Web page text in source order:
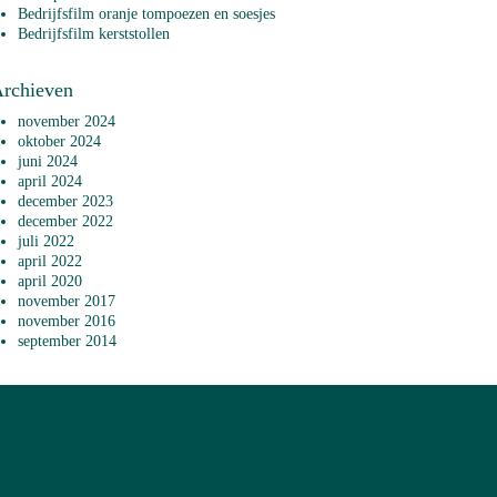
Bedrijfsfilm oranje tompoezen en soesjes
Bedrijfsfilm kerststollen
november 2024
oktober 2024
juni 2024
april 2024
december 2023
december 2022
juli 2022
april 2022
april 2020
november 2017
november 2016
september 2014